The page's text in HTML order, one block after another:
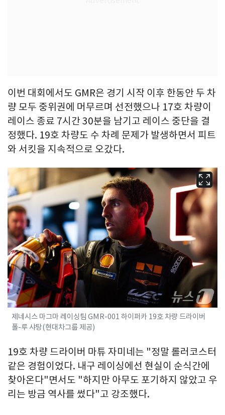
이번 대회에서도 GMR은 경기 시작 이후 한동안 두 차
량 모두 중위권에 머무르며 선전했으나 17호 차량이
레이스 종료 7시간 30분을 남기고 레이스 중단을 결
정했다. 19호 차량도 수 차례 문제가 발생하면서 피트
와 서킷을 지속적으로 오갔다.
제네시스 마그마 레이싱팀 GMR-001 하이퍼카 19호 차량 드라이버
폴-루 샤탕(현대차그룹 제공)
19호 차량 드라이버 마튜 자미네는 "정말 롤러코스터
같은 경험이었다. 내구 레이싱에선 현실이 순식간에
찾아온다"면서도 "하지만 아무도 포기하지 않았고 우
리는 방금 역사를 썼다"고 강조했다.